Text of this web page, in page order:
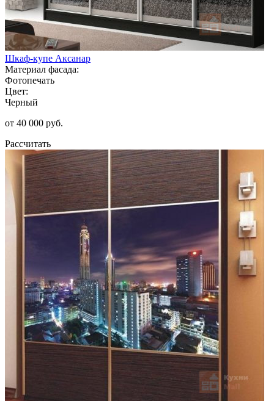
Шкаф-купе Аксанар
Материал фасада:
Фотопечать
Цвет:
Черный
от 40 000 руб.
Рассчитать